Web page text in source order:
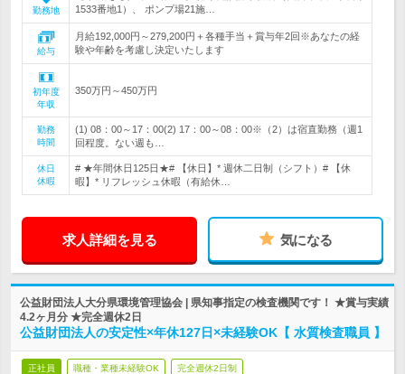
勤務地
1533番地1）、 ポンプ場21施…
給与
月給192,000円～279,200円＋各種手当＋賞与年2回※あなたの経
験や年齢を考慮し決定いたします
初年度
年収
350万円～450万円
勤務
時間
(1) 08：00～17：00(2) 17：00～08：00※（2）は宿直勤務（週1
回程度。ない週も…
休日
休暇
# ★年間休日125日★# 【休日】* 週休二日制（シフト）# 【休
暇】* リフレッシュ休暇（有給休…
求人詳細を見る 気になる
公益財団法人大分県環境管理協会 | 県知事指定の検査機関です！ ★賞与実績
4.2ヶ月分 ★完全週休2日
公益財団法人の安定性×年休127日×未経験OK【 水質検査職員 】
正社員 職種・業種未経験OK 完全週休2日制